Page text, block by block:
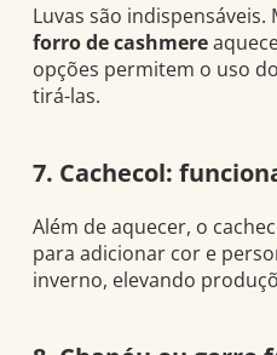
Luvas são indispensáveis.
forro de cashmere
opções permitem o uso
tirá-las.
7. Cachecol:
Além de aquecer, o
para adicionar cor e
inverno, elevando